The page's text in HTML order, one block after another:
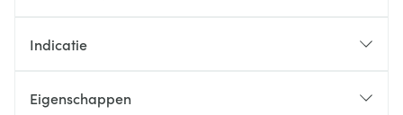
Indicatie
Eigenschappen